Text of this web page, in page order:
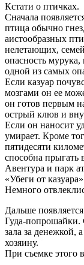
Кстати о птичках.
Сначала
птица обычно
аистообразных
нелетающих,
опасность
одной из самых
Если казуар
мозгами он ее
он готов первым
острый клюв и
Если он наносит
умирает. Кроме
пятидесяти
способна прыгать
Авентура и парк
«Убеги от
Немного
Дальше
Гуда-попрошайки.
зала за денежкой,
хозяину.
При съемке этого